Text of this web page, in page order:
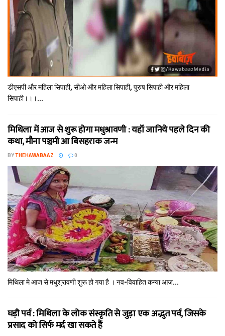
डीएसपी और महिला सिपाही, सीओ और महिला सिपाही, पुरुष सिपाही और महिला
सिपाही।।।...
मिथि‍ला में आज से शुरू होगा मधुश्रावणी : यहॉं जानिये पहले दिन की
कथा, मौना पञ्चमी आ बिसहराक जन्म
BYTHEHAWABAAZ 0
मिथि‍ला मे आज से मधुश्रावणी शुरू हो गया है । नव-विवाहित कन्‍या आज...
घड़ी पर्व : मिथि‍ला के लोक संस्कृति से जुड़ा एक अद्भुत पर्व, जिसके
प्रसाद को सिर्फ मर्द खा सकते हैं